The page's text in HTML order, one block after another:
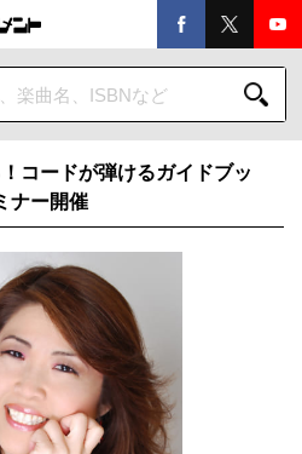
コードが弾けるガイドブッ
ナー開催